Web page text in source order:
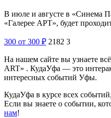
В июле и августе в «Синема
«Галерее АРТ», будет
300 от 300 ₽ 2182 3
На нашем сайте вы узнаете
ART» . КудаУфа — это
интересных событий Уфы.
КудаУфа в курсе всех
Если вы знаете о событии,
нам!